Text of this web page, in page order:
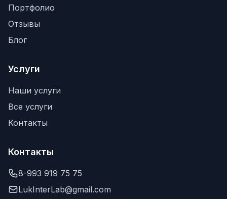
Портфолио
Отзывы
Блог
Услуги
Наши услуги
Все услуги
Контакты
Контакты
8-993 919 75 75
LukInterLab@gmail.com